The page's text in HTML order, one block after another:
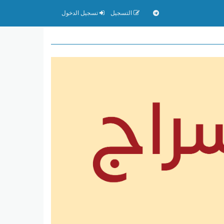
التسجيل تسجيل الدخول